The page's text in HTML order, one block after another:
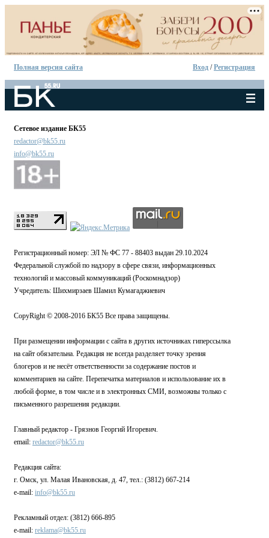
Полная версия сайта Вход /Регистрация
Сетевое издание БК55
redactor@bk55.ru
info@bk55.ru
Регистрационный номер: ЭЛ № ФС 77 - 88403 выдан 29.10.2024
Федеральной службой по надзору в сфере связи, информационных
технологий и массовый коммуникаций (Роскомнадзор)
Учредитель: Шихмирзаев Шамил Кумагаджиевич
CopyRight © 2008-2016 БК55 Все права защищены.
При размещении информации с сайта в других источниках гиперссылка
на сайт обязательна. Редакция не всегда разделяет точку зрения
блогеров и не несёт ответственности за содержание постов и
комментариев на сайте. Перепечатка материалов и использование их в
любой форме, в том числе и в электронных СМИ, возможны только с
письменного разрешения редакции.
Главный редактор - Грязнов Георгий Игоревич.
email: redactor@bk55.ru
Редакция сайта:
г. Омск, ул. Малая Ивановская, д. 47, тел.: (3812) 667-214
e-mail: info@bk55.ru
Рекламный отдел: (3812) 666-895
e-mail: reklama@bk55.ru